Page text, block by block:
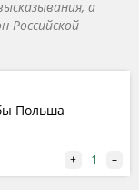
времен
на
в конце Первой
Польша,
в Варшаве
к
а
Российской
Польша
+ 1 –